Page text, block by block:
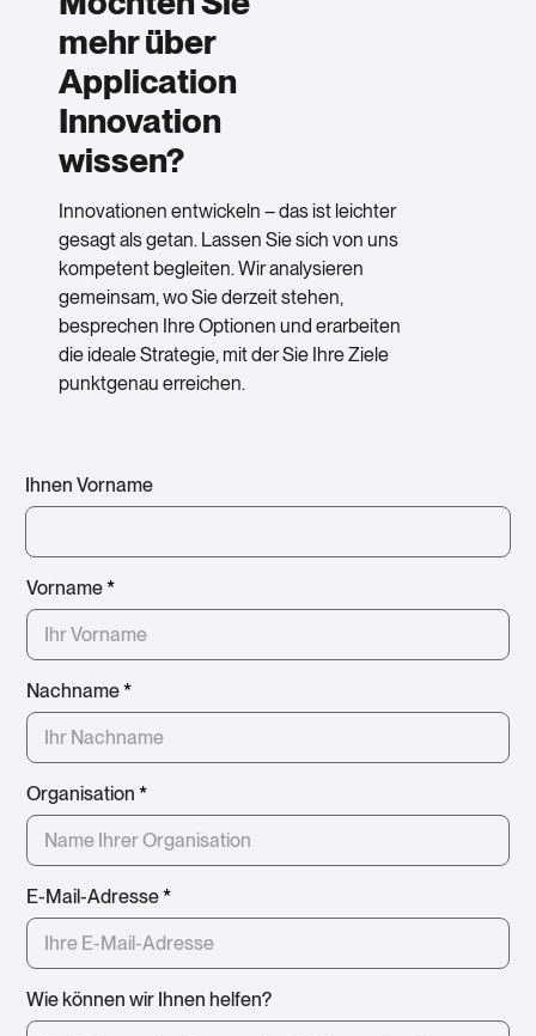
mehr über
Application
Innovation
wissen?
Innovationen entwickeln – das ist leichter
gesagt als getan. Lassen Sie sich von uns
kompetent begleiten. Wir analysieren
gemeinsam, wo Sie derzeit stehen,
besprechen Ihre Optionen und erarbeiten
die ideale Strategie, mit der Sie Ihre Ziele
punktgenau erreichen.
Ihnen Vorname
Vorname*
Nachname*
Organisation *
E-Mail-Adresse*
Wie können wir Ihnen helfen?